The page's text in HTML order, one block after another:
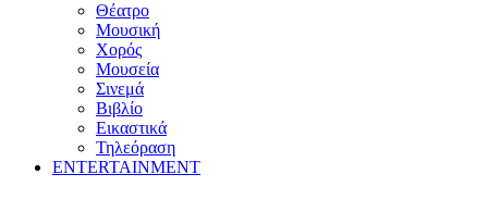
Θέατρο
Μουσική
Χορός
Μουσεία
Σινεμά
Βιβλίο
Εικαστικά
Τηλεόραση
ENTERTAINMENT